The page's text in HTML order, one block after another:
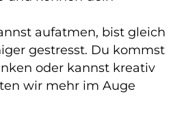
aufatmen, bist gleich
gestresst. Du kommst
oder kannst kreativ
wir mehr im Auge